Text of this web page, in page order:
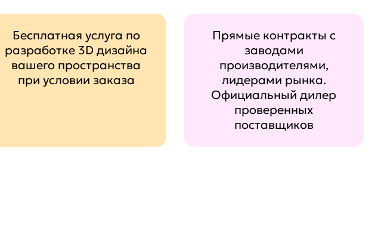
Бесплатная услуга по
разработке 3D дизайна
вашего пространства
при условии заказа
Прямые контракты с
заводами
производителями,
лидерами рынка.
Официальный дилер
проверенных
поставщиков